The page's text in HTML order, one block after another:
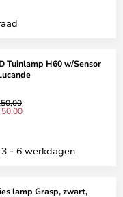
Tuinlamp H60 w/Sensor
- 6 werkdagen
lamp Grasp, zwart,